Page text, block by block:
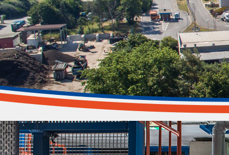
MHKW Bamberg
Entsorgungssicherheit - Fernwärme - Strom